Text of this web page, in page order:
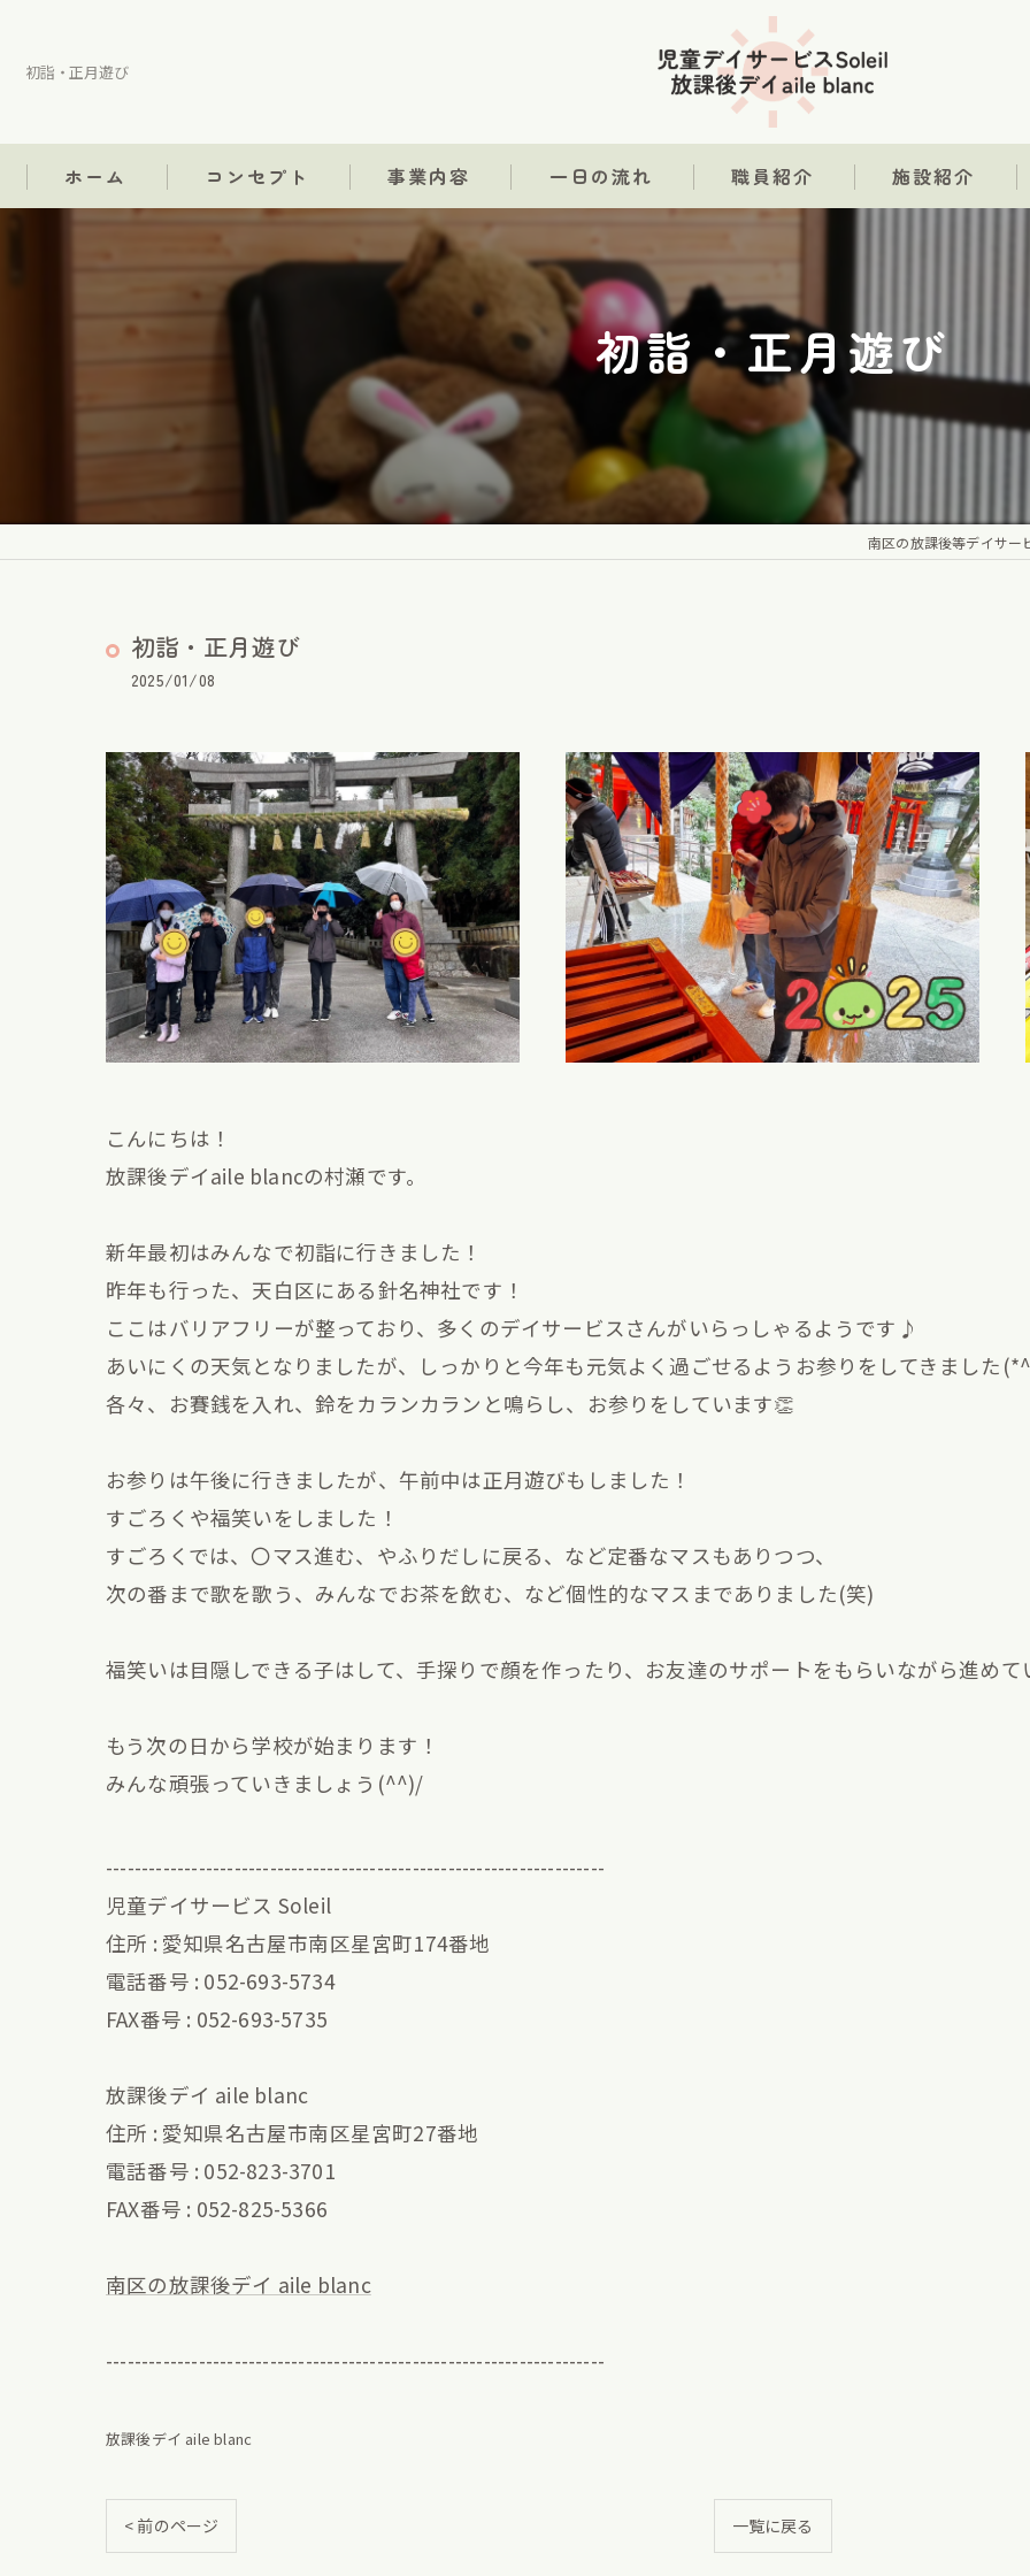
初詣・正月遊び
ホーム コンセプト 事業内容 一日の流れ 職員紹介 施設紹介
初詣・正月遊び
南区の放課後等デイサー
初詣・正月遊び
2025/01/08
こんにちは！
放課後デイaile blancの村瀬です。
新年最初はみんなで初詣に行きました！
昨年も行った、天白区にある針名神社です！
ここはバリアフリーが整っており、多くのデイサービスさんがいらっしゃるようです♪
あいにくの天気となりましたが、しっかりと今年も元気よく過ごせるようお参りをしてきました
各々、お賽銭を入れ、鈴をカランカランと鳴らし、お参りをしています👏
お参りは午後に行きましたが、午前中は正月遊びもしました！
すごろくや福笑いをしました！
すごろくでは、〇マス進む、やふりだしに戻る、など定番なマスもありつつ、
次の番まで歌を歌う、みんなでお茶を飲む、など個性的なマスまでありました(笑)
福笑いは目隠しできる子はして、手探りで顔を作ったり、お友達のサポートをもらいながら進め
もう次の日から学校が始まります！
みんな頑張っていきましょう(^^)/
----------------------------------------------------------------------
児童デイサービス Soleil
住所 : 愛知県名古屋市南区星宮町174番地
電話番号 : 052-693-5734
FAX番号 : 052-693-5735
放課後デイ aile blanc
住所 : 愛知県名古屋市南区星宮町27番地
電話番号 : 052-823-3701
FAX番号 : 052-825-5366
南区の放課後デイ aile blanc
----------------------------------------------------------------------
放課後デイ aile blanc
< 前のページ 一覧に戻る